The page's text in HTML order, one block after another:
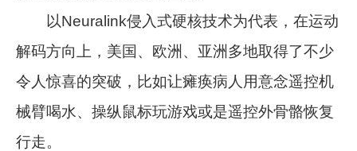
以Neuralink侵入式硬核技术为代表，在运动
解码方向上，美国、欧洲、亚洲多地取得了不少
令人惊喜的突破，比如让瘫痪病人用意念遥控机
械臂喝水、操纵鼠标玩游戏或是遥控外骨骼恢复
行走。